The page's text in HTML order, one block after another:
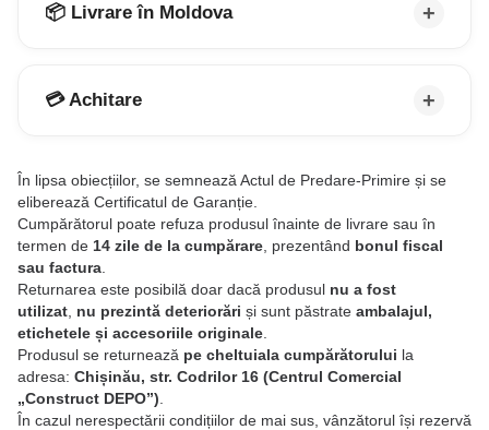
📦 Livrare în Moldova
💳 Achitare
În lipsa obiecțiilor, se semnează Actul de Predare-Primire și se
eliberează Certificatul de Garanție.
Cumpărătorul poate refuza produsul înainte de livrare sau în
termen de 14 zile de la cumpărare , prezentând bonul fiscal
sau factura
Returnarea este posibilă doar dacă produsul nu a fost
utilizat nu prezintă deteriorări și sunt păstrate ambalajul,
etichetele și accesoriile originale
Produsul se returnează pe cheltuiala cumpărătorului la
adresa: Chișinău, str. Codrilor 16 (Centrul Comercial
„Construct DEPO”)
În cazul nerespectării condițiilor de mai sus, vânzătorul își rezervă